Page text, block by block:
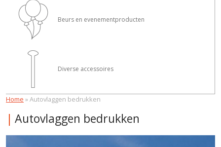
Beurs en evenementproducten
Diverse accessoires
Home »Autovlaggen bedrukken
Autovlaggen bedrukken